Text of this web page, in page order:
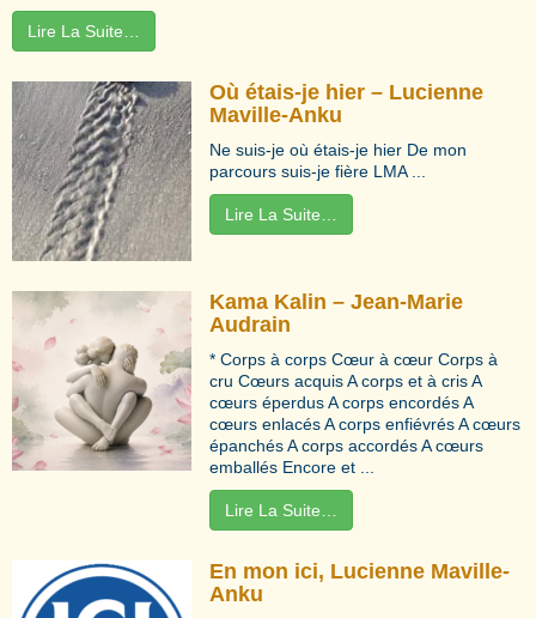
Lire La Suite…
Où étais-je hier – Lucienne
Maville-Anku
Ne suis-je où étais-je hier De mon
parcours suis-je fière LMA ...
Lire La Suite…
Kama Kalin – Jean-Marie
Audrain
* Corps à corps Cœur à cœur Corps à
cru Cœurs acquis A corps et à cris A
cœurs éperdus A corps encordés A
cœurs enlacés A corps enfiévrés A cœurs
épanchés A corps accordés A cœurs
emballés Encore et ...
Lire La Suite…
En mon ici, Lucienne Maville-
Anku